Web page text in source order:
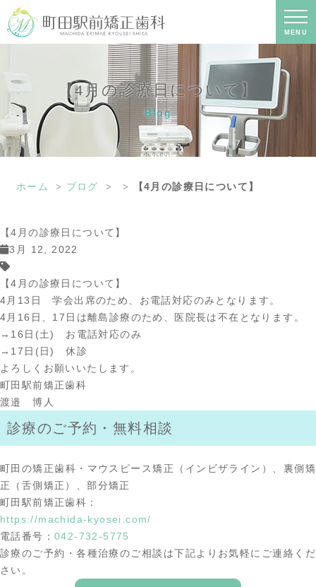
MENU
【4月の診療日について】｜町田の矯正
歯科専門の歯科医院｜土日診療-町田駅
前矯正歯科
【4月の診療日について】
Blog
ホーム ブログ 【4月の診療日について】
【4月の診療日について】
3月 12, 2022
【4月の診療日について】
4月13日 学会出席のため、お電話対応のみとなります。
4月16日、17日は離島診療のため、医院長は不在となります。
→16日(土) お電話対応のみ
→17日(日) 休診
よろしくお願いいたします。
町田駅前矯正歯科
渡邉 博人
診療のご予約・無料相談
町田の矯正歯科・マウスピース矯正（インビザライン）、裏側矯
正（舌側矯正）、部分矯正
町田駅前矯正歯科：
https://machida-kyosei.com/
電話番号： 042-732-5775
診療のご予約・各種治療のご相談は下記よりお気軽にご連絡くだ
さい。